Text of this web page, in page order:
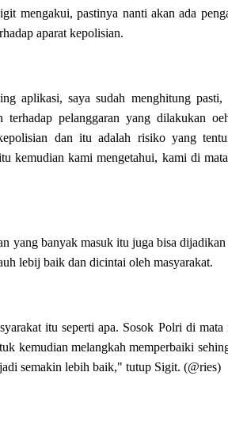
mengakui, pastinya nanti akan ada
aparat kepolisian.
aplikasi, saya sudah menghitung
terhadap pelanggaran yang dilakukan
dan itu adalah risiko yang
kemudian kami mengetahui, kami di
yang banyak masuk itu juga bisa
lebij baik dan dicintai oleh masyarakat.
itu seperti apa. Sosok Polri di
kemudian melangkah memperbaiki
semakin lebih baik," tutup Sigit. (@ries)